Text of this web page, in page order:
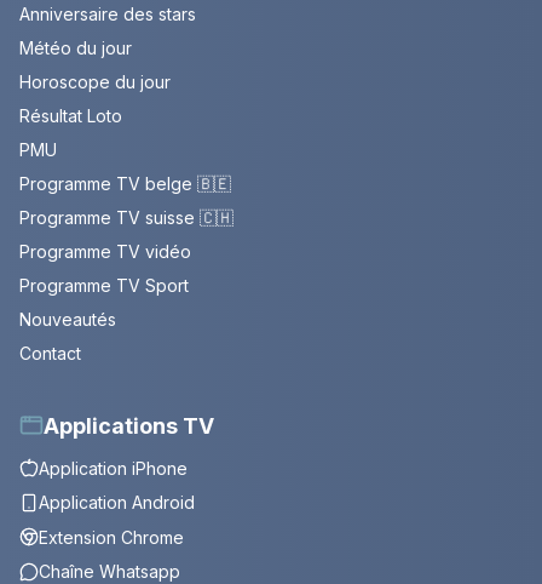
Anniversaire des stars
Météo du jour
Horoscope du jour
Résultat Loto
PMU
Programme TV belge 🇧🇪
Programme TV suisse 🇨🇭
Programme TV vidéo
Programme TV Sport
Nouveautés
Contact
Applications TV
Application iPhone
Application Android
Extension Chrome
Chaîne Whatsapp